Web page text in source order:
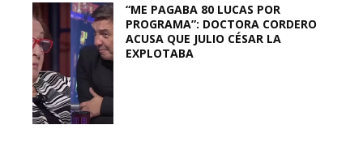
“ME PAGABA 80 LUCAS POR
PROGRAMA”: DOCTORA CORDERO
ACUSA QUE JULIO CÉSAR LA
EXPLOTABA